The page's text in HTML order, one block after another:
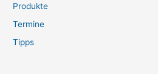
Produkte
Termine
Tipps